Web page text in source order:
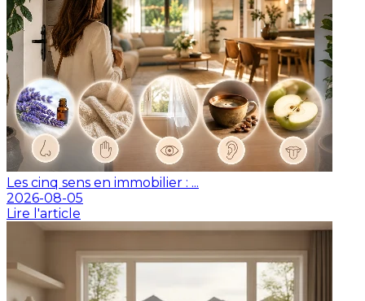
Les cinq sens en immobilier : ...
2026-08-05
Lire l'article